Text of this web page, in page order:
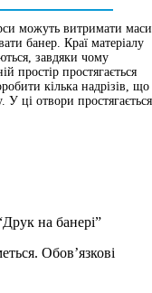
можуть витримати маси
банер. Краї матеріалу
завдяки чому
простір простягається
кілька надрізів, що
ці отвори простягається
на банері”
Обов’язкові